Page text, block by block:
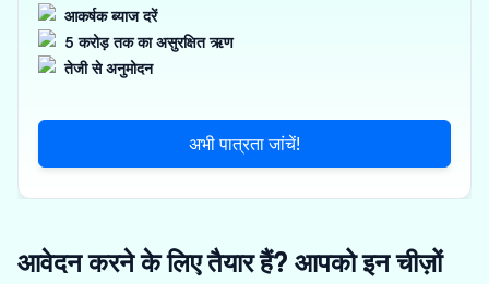
आकर्षक ब्याज दरें
5 करोड़ तक का असुरक्षित ऋण
तेजी से अनुमोदन
अभी पात्रता जांचें!
आवेदन करने के लिए तैयार हैं? आपको इन चीज़ों